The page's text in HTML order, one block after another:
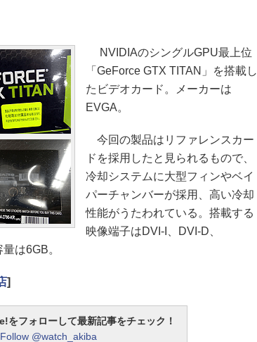
NVIDIAのシングルGPU最上位
「GeForce GTX TITAN」を搭載し
たビデオカード。メーカーは
EVGA。
今回の製品はリファレンスカー
ドを採用したと見られるもので、
冷却システムに大型フィンやベイ
パーチャンバーが採用、高い冷却
性能がうたわれている。搭載する
映像端子はDVI-I、DVI-D、
は6GB。
]
フォローして最新記事をチェック！
Follow @watch_akiba